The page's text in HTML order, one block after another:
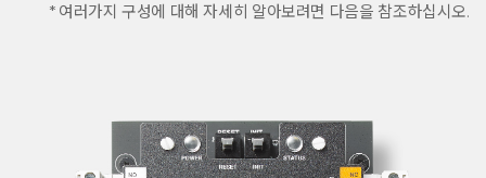
* 여러가지 구성에 대해 자세히 알아보려면 다음을 참조하십시오.